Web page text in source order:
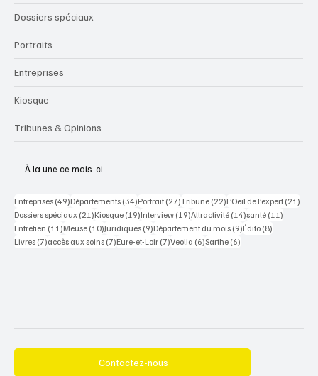
Dossiers spéciaux
Portraits
Entreprises
Kiosque
Tribunes & Opinions
À la une ce mois-ci
Entreprises (49)49 posts
Départements (34)34 posts
Portrait (27)27 posts
Tribune (22)22 posts
L’Oeil de l’expert (21)
Dossiers spéciaux (21)21 posts
Kiosque (19)19 posts
Interview (19)19 posts
Attractivité (14)14 posts
santé (11)
Entretien (11)11 posts
Meuse (10)10 posts
Juridiques (9)9 posts
Département du mois (9)9 posts
Édito (8)
Livres (7)7 posts
accès aux soins (7)7 posts
Eure-et-Loir (7)7 posts
Veolia (6)6 posts
Sarthe (6)
Contactez-nous